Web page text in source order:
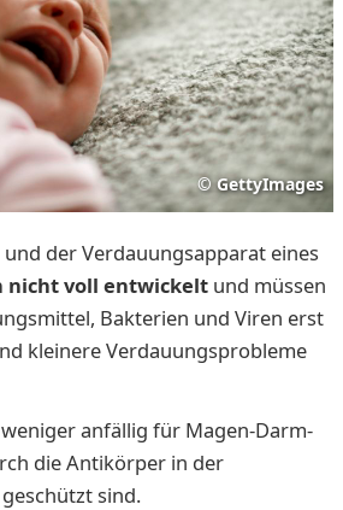
© GettyImages
und der Verdauungsapparat eines
nicht voll entwickelt und müssen
Bakterien und Viren erst
kleinere Verdauungsprobleme
anfällig für Magen-Darm-
die Antikörper in der
sind.